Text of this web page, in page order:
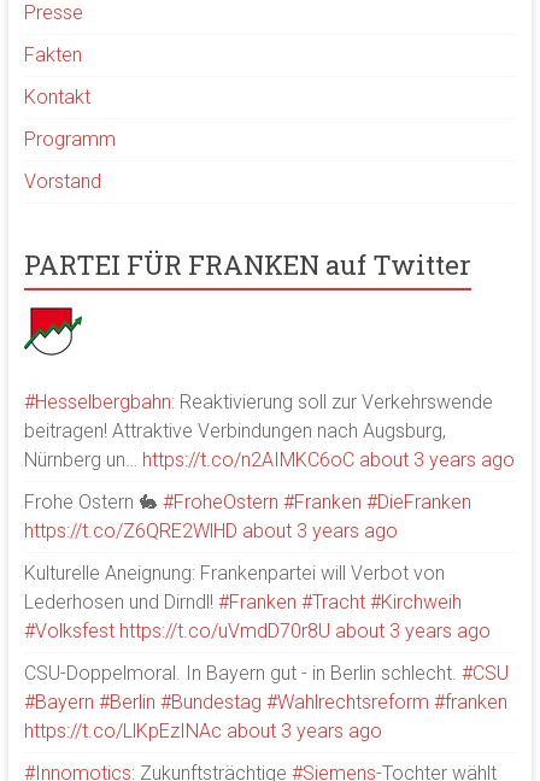
Presse
Fakten
Kontakt
Programm
Vorstand
PARTEI FÜR FRANKEN auf Twitter
#Hesselbergbahn: Reaktivierung soll zur Verkehrswende
beitragen! Attraktive Verbindungen nach Augsburg,
Nürnberg un… https://t.co/n2AIMKC6oC about 3 years ago
Frohe Ostern 🐇 #FroheOstern #Franken #DieFranken
https://t.co/Z6QRE2WlHD about 3 years ago
Kulturelle Aneignung: Frankenpartei will Verbot von
Lederhosen und Dirndl! #Franken #Tracht #Kirchweih
#Volksfest https://t.co/uVmdD70r8U about 3 years ago
CSU-Doppelmoral. In Bayern gut - in Berlin schlecht. #CSU
#Bayern #Berlin #Bundestag #Wahlrechtsreform #franken
https://t.co/LlKpEzINAc about 3 years ago
#Innomotics: Zukunftsträchtige #Siemens-Tochter wählt